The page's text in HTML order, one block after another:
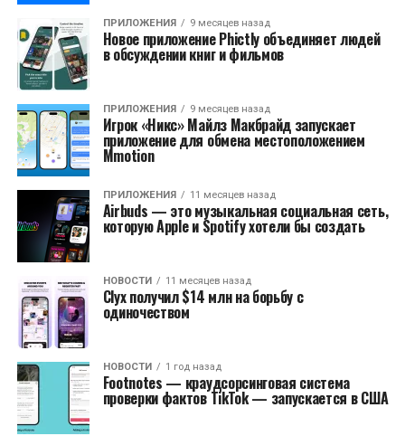
ПРИЛОЖЕНИЯ 9 месяцев назад
Новое приложение Phictly объединяет людей
в обсуждении книг и фильмов
ПРИЛОЖЕНИЯ 9 месяцев назад
Игрок «Никс» Майлз Макбрайд запускает
приложение для обмена местоположением
Mmotion
ПРИЛОЖЕНИЯ 11 месяцев назад
Airbuds — это музыкальная социальная сеть,
которую Apple и Spotify хотели бы создать
НОВОСТИ 11 месяцев назад
Clyx получил $14 млн на борьбу с
одиночеством
НОВОСТИ 1 год назад
Footnotes — краудсорсинговая система
проверки фактов TikTok — запускается в США